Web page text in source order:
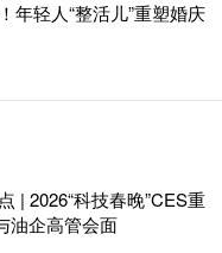
年轻人“整活儿”重塑婚庆
| 2026“科技春晚”CES重
油企高管会面